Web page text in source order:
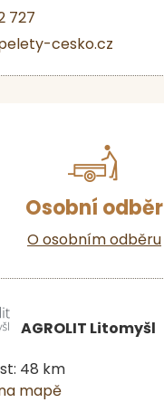
727
cesko.cz
Osobní odběr
O osobním odběru
AGROLIT Litomyšl
48 km
mapě